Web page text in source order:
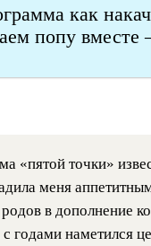
как
попу вместе
«пятой точки»
меня
родов в дополнение
годами наметился